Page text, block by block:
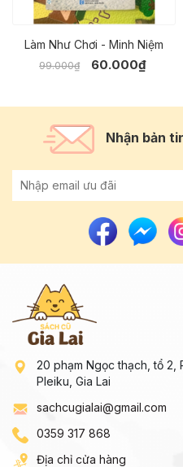
Làm Như Chơi - Minh Niệm
99.000₫ 60.000₫
Nhận bản
20 phạm Ngọc thạch, tổ
Pleiku, Gia Lai
sachcugialai@gmail.com
0359 317 868
Địa chỉ cửa hàng